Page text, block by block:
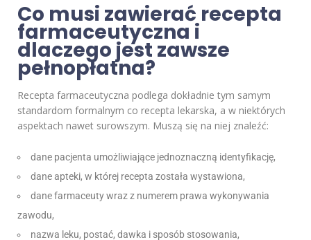
Co musi zawierać recepta
farmaceutyczna i
dlaczego jest zawsze
pełnopłatna?
Recepta farmaceutyczna podlega dokładnie tym samym
standardom formalnym co recepta lekarska, a w niektórych
aspektach nawet surowszym. Muszą się na niej znaleźć:
dane pacjenta umożliwiające jednoznaczną identyfikację,
dane apteki, w której recepta została wystawiona,
dane farmaceuty wraz z numerem prawa wykonywania
zawodu,
nazwa leku, postać, dawka i sposób stosowania,